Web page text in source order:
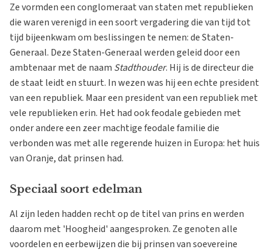
Ze vormden een conglomeraat van staten met republieken
die waren verenigd in een soort vergadering die van tijd tot
tijd bijeenkwam om beslissingen te nemen: de Staten-
Generaal. Deze Staten-Generaal werden geleid door een
ambtenaar met de naam Stadthouder. Hij is de directeur die
de staat leidt en stuurt. In wezen was hij een echte president
van een republiek. Maar een president van een republiek met
vele republieken erin. Het had ook feodale gebieden met
onder andere een zeer machtige feodale familie die
verbonden was met alle regerende huizen in Europa: het huis
van Oranje, dat prinsen had.
Speciaal soort edelman
Al zijn leden hadden recht op de titel van prins en werden
daarom met 'Hoogheid' aangesproken. Ze genoten alle
voordelen en eerbewijzen die bij prinsen van soevereine